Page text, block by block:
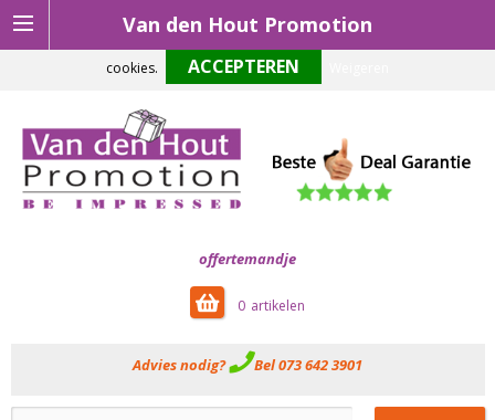
Van den Hout Promotion
offertemandje
0
Advies nodig? Bel 073 642 3901
Om onze website optimaal te laten functioneren maken wij gebruik van
cookies.